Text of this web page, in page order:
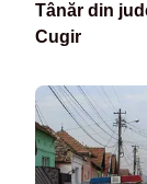
Tânăr din
Cugir